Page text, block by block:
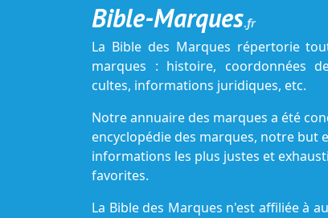
Bible-Marques.fr
La Bible des Marques répertorie
marques : histoire, coordonnées
cultes, informations juridiques, etc.
Notre annuaire des marques a été
encyclopédie des marques, notre but
informations les plus justes et
favorites.
La Bible des Marques n'est affiliée à